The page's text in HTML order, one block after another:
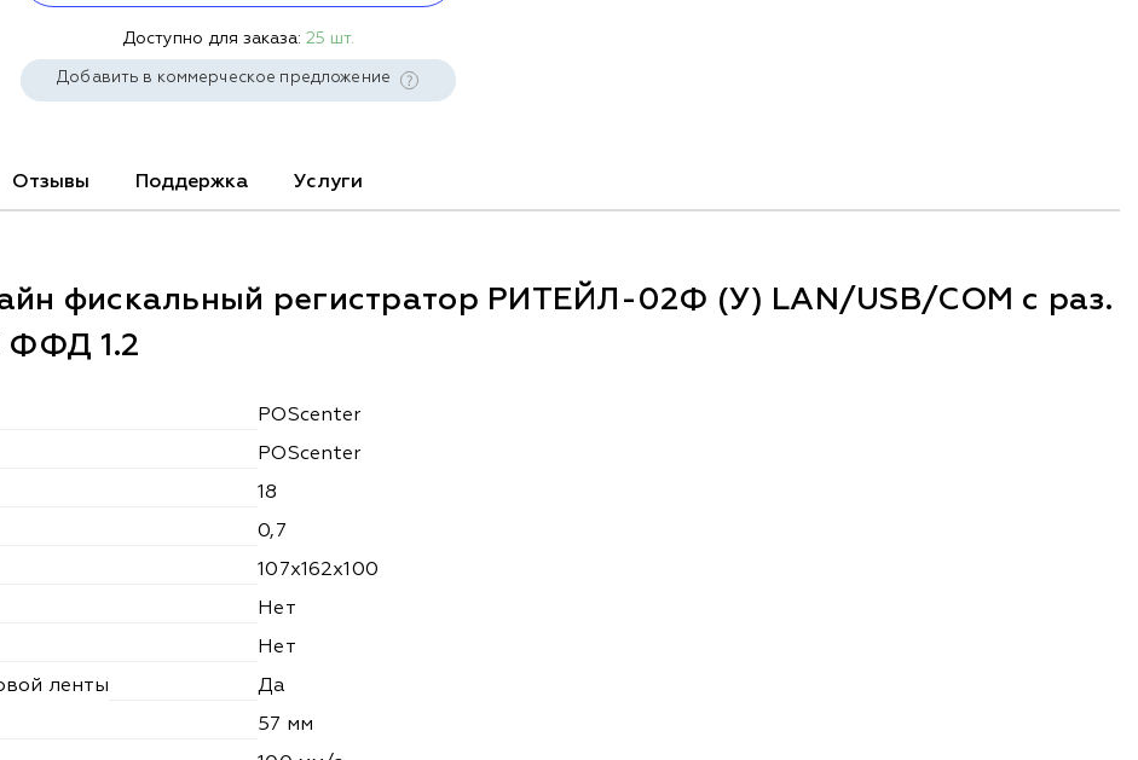
Доступно для заказа: 25 шт.
Добавить в коммерческое предложение
Отзывы Поддержка Услуги
фискальный регистратор РИТЕЙЛ-02Ф (У) LAN/USB/COM с раз.
ФФД 1.2
POScenter
POScenter
18
0,7
107х162х100
Нет
Нет
ленты
Да
57 мм